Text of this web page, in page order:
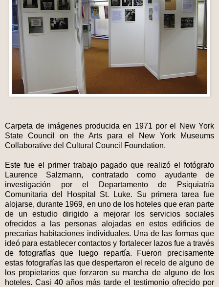
Carpeta de imágenes producida en 1971 por el New York
State Council on the Arts para el New York Museums
Collaborative del Cultural Council Foundation.
Este fue el primer trabajo pagado que realizó el fotógrafo
Laurence Salzmann, contratado como ayudante de
investigación por el Departamento de Psiquiatría
Comunitaria del Hospital St. Luke. Su primera tarea fue
alojarse, durante 1969, en uno de los hoteles que eran parte
de un estudio dirigido a mejorar los servicios sociales
ofrecidos a las personas alojadas en estos edificios de
precarias habitaciones individuales. Una de las formas que
ideó para establecer contactos y fortalecer lazos fue a través
de fotografías que luego repartía. Fueron precisamente
estas fotografías las que despertaron el recelo de alguno de
los propietarios que forzaron su marcha de alguno de los
hoteles. Casi 40 años más tarde el testimonio ofrecido por